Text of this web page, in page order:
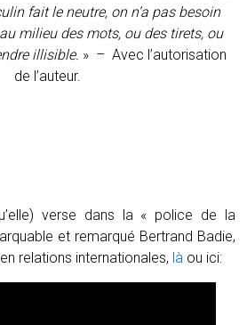
fait le neutre, on n’a pas besoin
milieu des mots, ou des tirets, ou
illisible. » – Avec l’autorisation
de l’auteur.
verse dans la « police de la
et remarqué Bertrand Badie,
relations internationales, là ou ici: